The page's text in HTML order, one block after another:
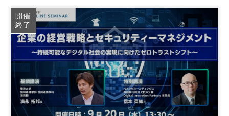
サステナビリティ 企業価値 アワード 人工知能
投資 IR 参加無料
開催
終了